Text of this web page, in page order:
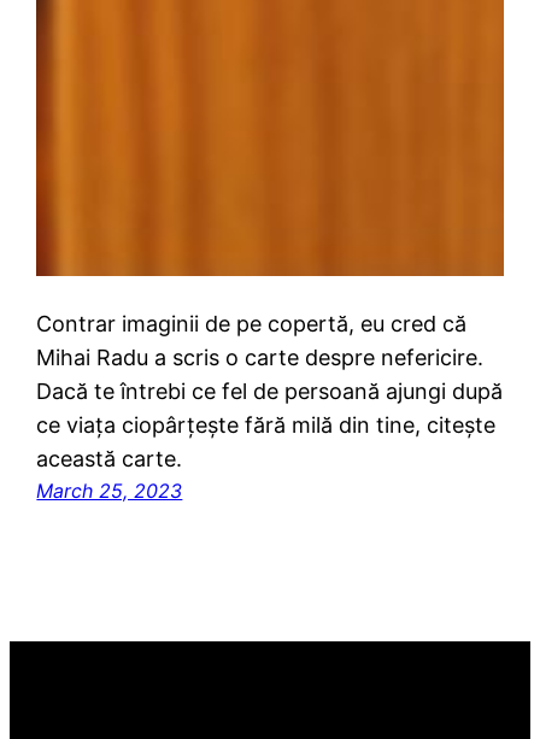
Contrar imaginii de pe copertă, eu cred că
Mihai Radu a scris o carte despre nefericire.
Dacă te întrebi ce fel de persoană ajungi după
ce viața ciopârțește fără milă din tine, citește
această carte.
March 25, 2023